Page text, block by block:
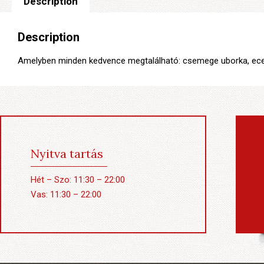
Description
Amelyben minden kedvence megtalálható: csemege uborka,
Nyitva tartás
Hét – Szo: 11:30 – 22:00
Vas: 11:30 – 22:00